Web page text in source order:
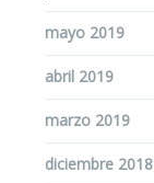
mayo 2019
abril 2019
marzo 2019
diciembre 2018